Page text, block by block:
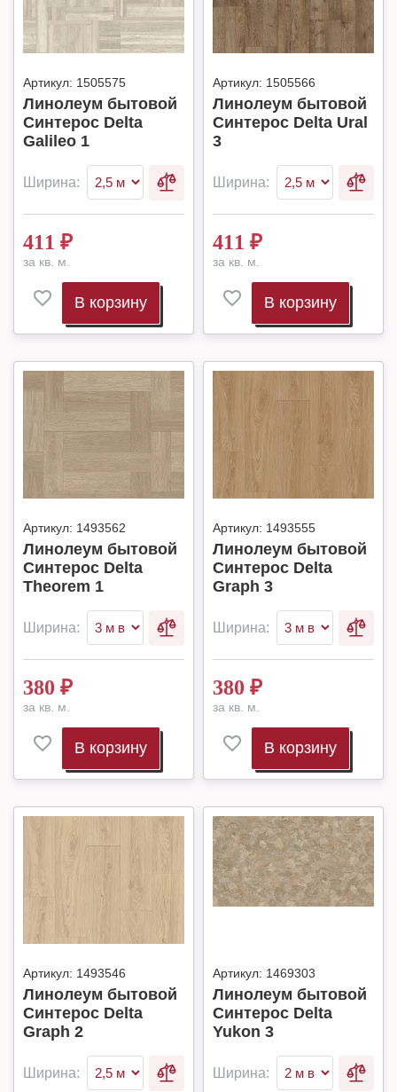
Артикул: 1505575
Линолеум бытовой
Синтерос Delta
Galileo 1
Ширина:
411 ₽
за кв. м.
В корзину
Артикул: 1505566
Линолеум бытовой
Синтерос Delta Ural
3
Ширина:
411 ₽
за кв. м.
В корзину
Артикул: 1493562
Линолеум бытовой
Синтерос Delta
Theorem 1
Ширина:
380 ₽
за кв. м.
В корзину
Артикул: 1493555
Линолеум бытовой
Синтерос Delta
Graph 3
Ширина:
380 ₽
за кв. м.
В корзину
Артикул: 1493546
Линолеум бытовой
Синтерос Delta
Graph 2
Ширина:
Артикул: 1469303
Линолеум бытовой
Синтерос Delta
Yukon 3
Ширина: